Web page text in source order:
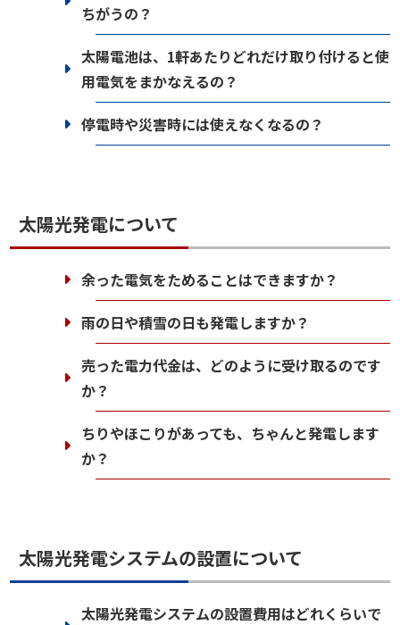
ちがうの？
太陽電池は、1軒あたりどれだけ取り付けると使
用電気をまかなえるの？
停電時や災害時には使えなくなるの？
太陽光発電について
余った電気をためることはできますか？
雨の日や積雪の日も発電しますか？
売った電力代金は、どのように受け取るのです
か？
ちりやほこりがあっても、ちゃんと発電します
か？
太陽光発電システムの設置について
太陽光発電システムの設置費用はどれくらいで